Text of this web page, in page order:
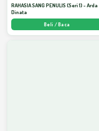
RAHASIA SANG PENULIS (Seri 1) - Arda
Dinata
Beli / Baca